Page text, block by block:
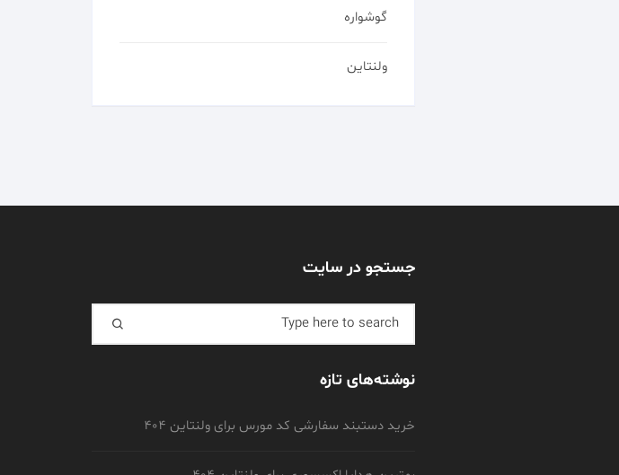
گوشواره
ولنتاین
جستجو در سایت
Search for:
نوشته‌های تازه
خرید دستبند سفارشی کد مورس برای ولنتاین 404